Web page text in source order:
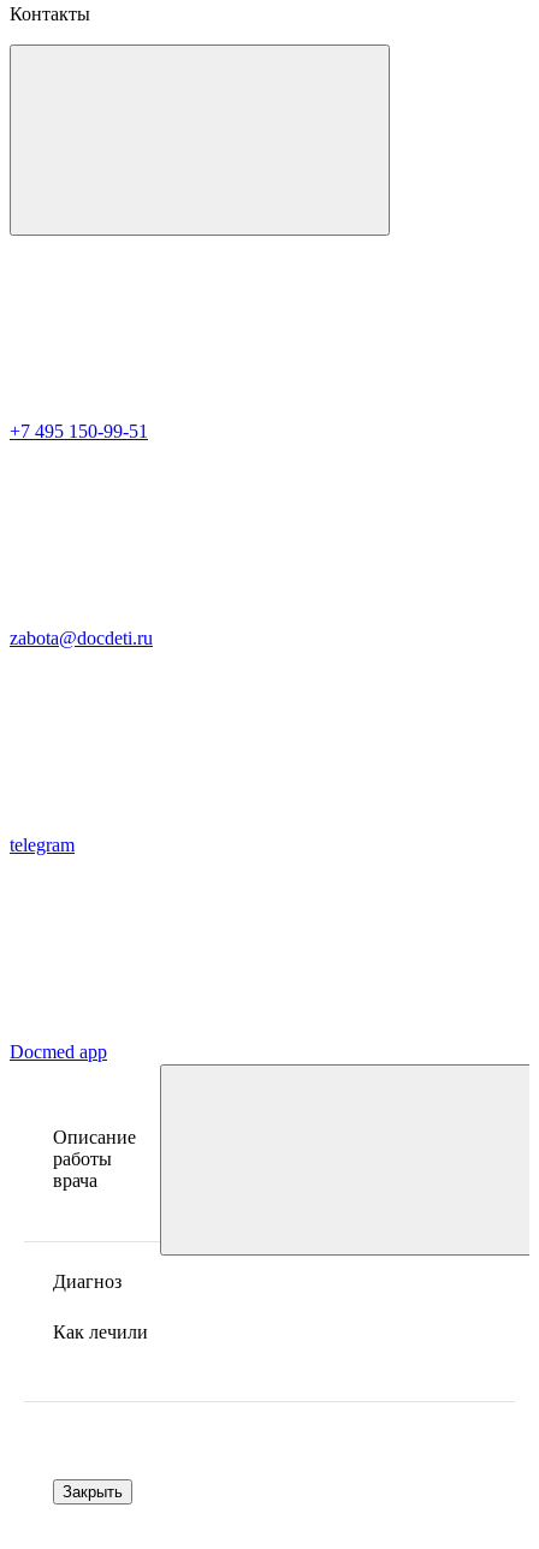
Контакты
+7 495 150-99-51
zabota@docdeti.ru
telegram
Docmed app
Описание
работы
врача
Диагноз
Как лечили
Закрыть